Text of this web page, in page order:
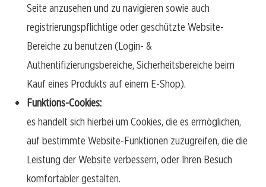
Seite anzusehen und zu navigieren sowie auch
registrierungspflichtige oder geschützte Website-
Bereiche zu benutzen (Login- &
Authentifizierungsbereiche, Sicherheitsbereiche beim
Kauf eines Produkts auf einem E-Shop).
Funktions-Cookies:
es handelt sich hierbei um Cookies, die es ermöglichen,
auf bestimmte Website-Funktionen zuzugreifen, die die
Leistung der Website verbessern, oder Ihren Besuch
komfortabler gestalten.